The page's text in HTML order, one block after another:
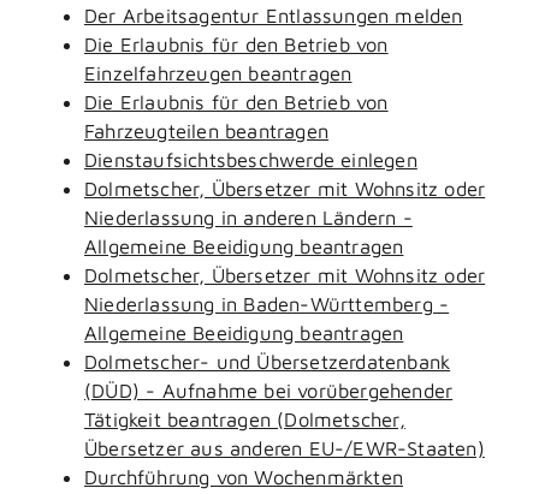
Der Arbeitsagentur Entlassungen melden
Die Erlaubnis für den Betrieb von
Einzelfahrzeugen beantragen
Die Erlaubnis für den Betrieb von
Fahrzeugteilen beantragen
Dienstaufsichtsbeschwerde einlegen
Dolmetscher, Übersetzer mit Wohnsitz oder
Niederlassung in anderen Ländern -
Allgemeine Beeidigung beantragen
Dolmetscher, Übersetzer mit Wohnsitz oder
Niederlassung in Baden-Württemberg -
Allgemeine Beeidigung beantragen
Dolmetscher- und Übersetzerdatenbank
(DÜD) - Aufnahme bei vorübergehender
Tätigkeit beantragen (Dolmetscher,
Übersetzer aus anderen EU-/EWR-Staaten)
Durchführung von Wochenmärkten